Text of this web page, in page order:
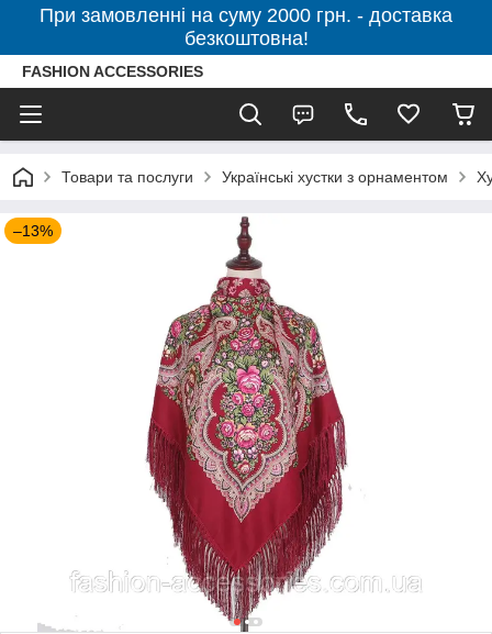
При замовленні на суму 2000 грн. - доставка
безкоштовна!
FASHION ACCESSORIES
Товари та послуги Українські хустки з орнаментом
–13%